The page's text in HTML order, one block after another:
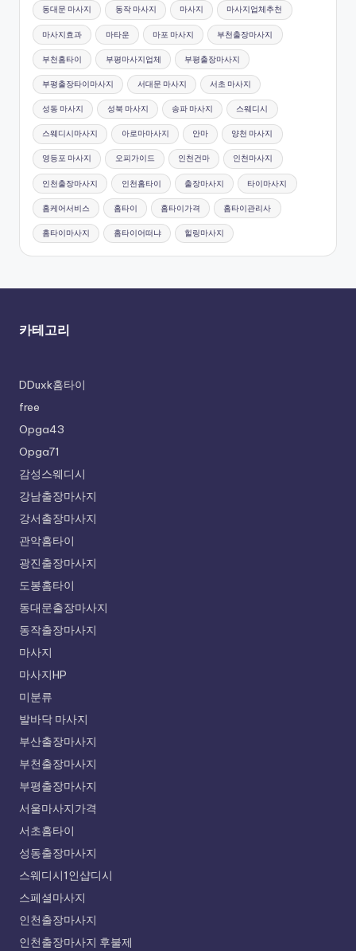
동대문 마사지 동작 마사지 마사지 마사지업체추천
마사지효과 마타운 마포 마사지 부천출장마사지
부천홈타이 부평마사지업체 부평출장마사지
부평출장타이마사지 서대문 마사지 서초 마사지
성동 마사지 성북 마사지 송파 마사지 스웨디시
스웨디시마사지 아로마마사지 안마 양천 마사지
영등포 마사지 오피가이드 인천건마 인천마사지
인천출장마사지 인천홈타이 출장마사지 타이마사지
홈케어서비스 홈타이 홈타이가격 홈타이관리사
홈타이마사지 홈타이어떠냐 힐링마사지
카테고리
DDuxk홈타이
free
Opga43
Opga71
감성스웨디시
강남출장마사지
강서출장마사지
관악홈타이
광진출장마사지
도봉홈타이
동대문출장마사지
동작출장마사지
마사지
마사지HP
미분류
발바닥 마사지
부산출장마사지
부천출장마사지
부평출장마사지
서울마사지가격
서초홈타이
성동출장마사지
스웨디시1인샵디시
스페셜마사지
인천출장마사지
인천출장마사지 후불제